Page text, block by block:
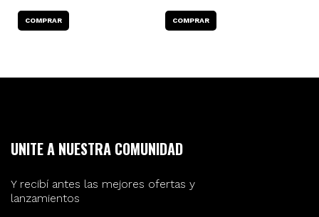
UNITE A NUESTRA COMUNIDAD
Y recibí antes las mejores ofertas y
lanzamientos